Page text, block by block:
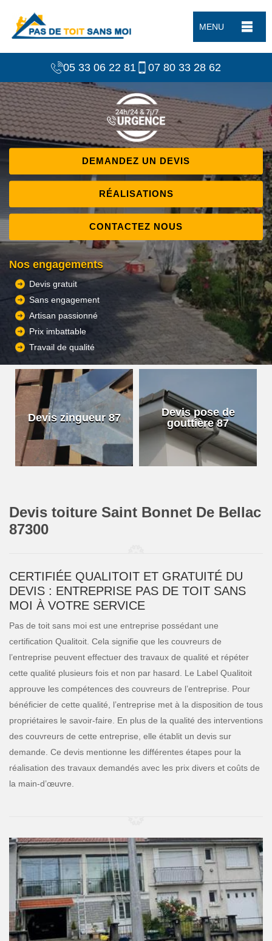
MENU
05 33 06 22 81 07 80 33 28 62
DEMANDEZ UN DEVIS
RÉALISATIONS
CONTACTEZ NOUS
Nos engagements
Devis gratuit
Sans engagement
Artisan passionné
Prix imbattable
Travail de qualité
Devis zingueur 87
Devis pose de
gouttière 87
Devis toiture Saint Bonnet De Bellac
87300
CERTIFIÉE QUALITOIT ET GRATUITÉ DU
DEVIS : ENTREPRISE PAS DE TOIT SANS
MOI À VOTRE SERVICE
Pas de toit sans moi est une entreprise possédant une
certification Qualitoit. Cela signifie que les couvreurs de
l’entreprise peuvent effectuer des travaux de qualité et répéter
cette qualité plusieurs fois et non par hasard. Le Label Qualitoit
approuve les compétences des couvreurs de l’entreprise. Pour
bénéficier de cette qualité, l’entreprise met à la disposition de tous
propriétaires le savoir-faire. En plus de la qualité des interventions
des couvreurs de cette entreprise, elle établit un devis sur
demande. Ce devis mentionne les différentes étapes pour la
réalisation des travaux demandés avec les prix divers et coûts de
la main-d’œuvre.